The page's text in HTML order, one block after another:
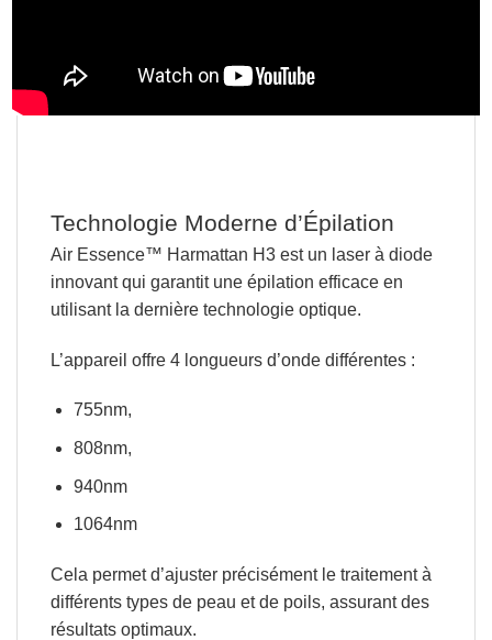
Technologie Moderne d’Épilation
Air Essence™ Harmattan H3 est un laser à diode
innovantqui garantit une épilation efficace en
utilisant la dernière technologie optique.
L’appareil offre 4 longueurs d’onde différentes :
755nm,
808nm,
940nm
1064nm
Cela permet d’ajuster précisémentle traitement à
différents types de peau et de poils, assurant des
résultats optimaux.